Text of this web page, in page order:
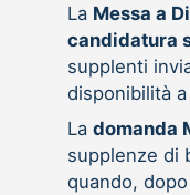
La Messa a
candidatura
supplenti
disponibilità a
La domanda
supplenze di
quando,